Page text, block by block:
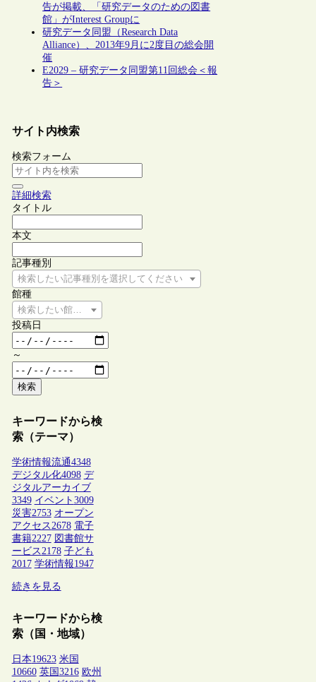
告が掲載、「研究データのための図書
館」がInterest Groupに
研究データ同盟（Research Data
Alliance）、2013年9月に2度目の総会開
催
E2029 – 研究データ同盟第11回総会＜報
告＞
サイト内検索
検索フォーム
詳細検索
タイトル
本文
記事種別
検索したい記事種別を選択してください
館種
検索したい館種を選択してください
投稿日
～
検索
キーワードから検
索（テーマ）
学術情報流通4348
デジタル化4098 デ
ジタルアーカイブ
3349 イベント 3009
災害2753 オープン
アクセス 2678 電子
書籍2227 図書館サ
ービス 2178 子ども
2017 学術情報1947
続きを見る
キーワードから検
索（国・地域）
日本19623 米国
10660 英国 3216 欧州